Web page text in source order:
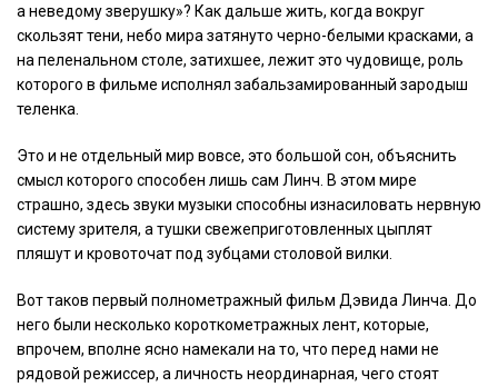
а неведому зверушку»? Как дальше жить, когда вокруг
скользят тени, небо мира затянуто черно-белыми красками, а
на пеленальном столе, затихшее, лежит это чудовище, роль
которого в фильме исполнял забальзамированный зародыш
теленка.
Это и не отдельный мир вовсе, это большой сон, объяснить
смысл которого способен лишь сам Линч. В этом мире
страшно, здесь звуки музыки способны изнасиловать нервную
систему зрителя, а тушки свежеприготовленных цыплят
пляшут и кровоточат под зубцами столовой вилки.
Вот таков первый полнометражный фильм Дэвида Линча. До
него были несколько короткометражных лент, которые,
впрочем, вполне ясно намекали на то, что перед нами не
рядовой режиссер, а личность неординарная, чего стоят